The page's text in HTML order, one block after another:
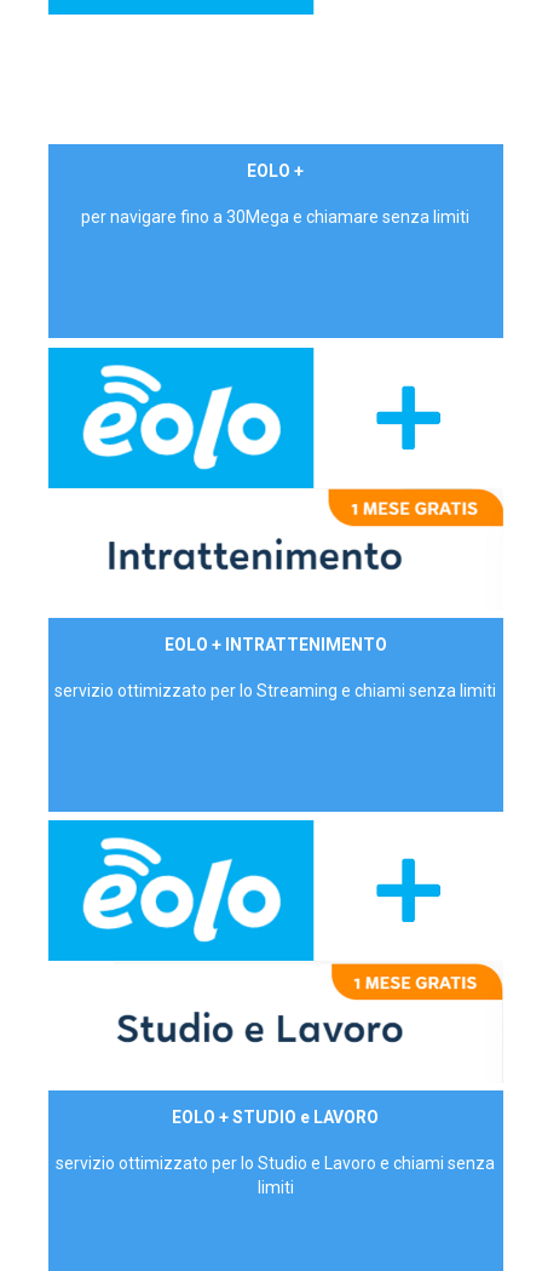
EOLO +
per navigare fino a 30Mega e chiamare senza limiti
EOLO + INTRATTENIMENTO
servizio ottimizzato per lo Streaming e chiami senza limiti
EOLO + STUDIO e LAVORO
servizio ottimizzato per lo Studio e Lavoro e chiami senza
limiti